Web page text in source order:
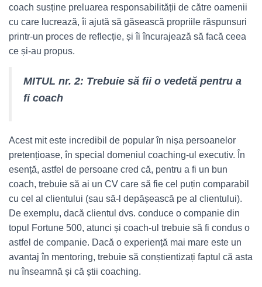
coach susține preluarea responsabilității de către oamenii
cu care lucrează, îi ajută să găsească propriile răspunsuri
printr-un proces de reflecție, și îi încurajează să facă ceea
ce și-au propus.
MITUL nr. 2: Trebuie să fii o vedetă pentru a
fi coach
Acest mit este incredibil de popular în nișa persoanelor
pretențioase, în special domeniul coaching-ul executiv. În
esență, astfel de persoane cred că, pentru a fi un bun
coach, trebuie să ai un CV care să fie cel puțin comparabil
cu cel al clientului (sau să-l depășească pe al clientului).
De exemplu, dacă clientul dvs. conduce o companie din
topul Fortune 500, atunci și coach-ul trebuie să fi condus o
astfel de companie. Dacă o experiență mai mare este un
avantaj în mentoring, trebuie să conștientizați faptul că asta
nu înseamnă și că știi coaching.